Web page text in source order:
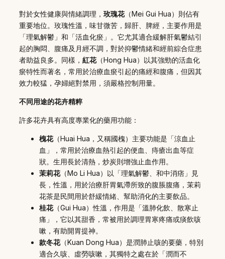
對於女性健康與情緒調理， 玫瑰花（Mei Gui Hua）則佔有
重要地位。玫瑰性溫，味甘微苦，歸肝、脾經，主要作用是
「理氣解鬱」和「活血化瘀」。它尤其適合緩解肝氣鬱結引
起的胸悶、腹痛及月經不調，對於抑鬱情緒和經前綜合症患
者助益良多。同樣， 紅花（Hong Hua）以其強勁的活血化
瘀特性而著名，常用於治療血瘀引起的痛經和腹痛，但因其
效力較猛，孕婦絕對禁用，須嚴格控制用量。
不同用途的花卉精粹
許多花卉具有高度專業化的藥用功能：
槐花（Huai Hua，又稱國槐）主要功能是「涼血止
血」，常用於治療血熱引起的便血、痔瘡出血等症
狀。生用長於清熱，炒炭則增強止血作用。
茉莉花（Mo Li Hua）以「理氣解鬱、和中消痞」見
長，性溫，用於治療肝胃氣滯所致的腹脹腹痛，茉莉
花茶是民間用於舒緩情緒、幫助消化的主要飲品。
桂花（Gui Hua）性溫，作用是「溫肺化飲、散寒止
痛」，它以其甜香，常被用於調理胃寒疼痛或痰飲咳
嗽，有助開胃提神。
款冬花（Kuan Dong Hua）是潤肺止咳的要藥，特別
適合久咳、虛勞咳嗽，其獨特之處在於「潤而不